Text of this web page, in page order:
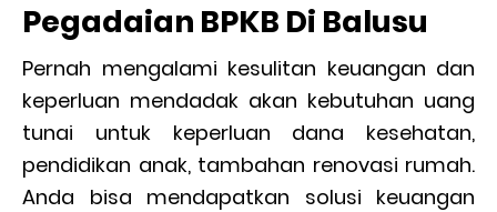
Pegadaian BPKB Di Balusu
Pernah mengalami kesulitan keuangan dan
keperluan mendadak akan kebutuhan uang
tunai untuk keperluan dana kesehatan,
pendidikan anak, tambahan renovasi rumah.
Anda bisa mendapatkan solusi keuangan